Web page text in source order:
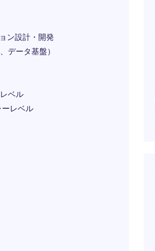
ン設計・開発
データ基盤）
ベル
レベル